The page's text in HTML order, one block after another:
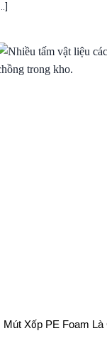
Mút Xốp PE Foam